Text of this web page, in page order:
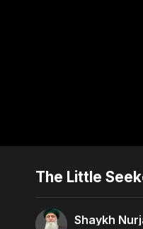
The Little
Shaykh